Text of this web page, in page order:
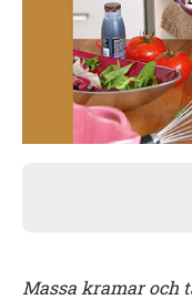
Massa kramar och